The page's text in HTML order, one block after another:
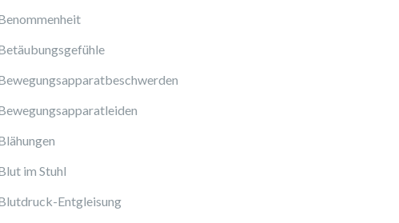
im Stuhl
Entgleisung